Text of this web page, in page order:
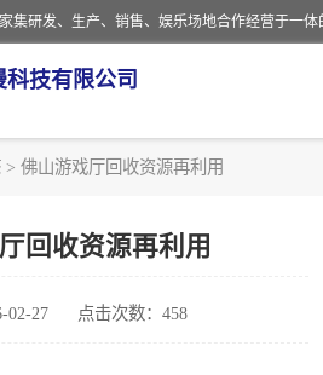
技有限公司
> 佛山游戏厅回收资源再利用
回收资源再利用
02-27 点击次数：458